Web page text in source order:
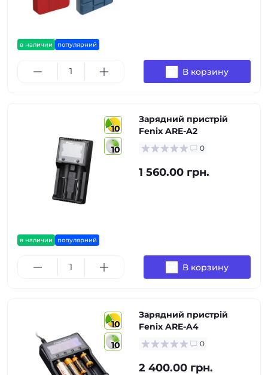
в наличии популярний
В корзину
10
10
в наличии популярний
Зарядний пристрій
Fenix ARE-A2
0
1 560.00 грн.
В корзину
10
10
Зарядний пристрій
Fenix ARE-A4
0
2 400.00 грн.